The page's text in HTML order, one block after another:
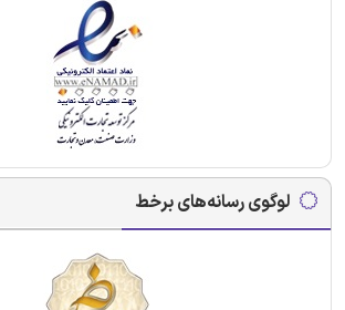
لوگوی رسانه‌های برخط